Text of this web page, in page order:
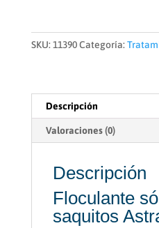
cantidad
SKU:11390 Categoría:
Descripción
Valoraciones (0)
Descripción
Floculante
saquitos